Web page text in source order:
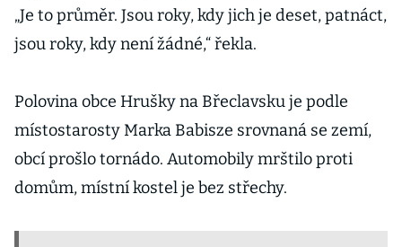
„Je to průměr. Jsou roky, kdy jich je deset, patnáct,
jsou roky, kdy není žádné,“ řekla.
Polovina obce Hrušky na Břeclavsku je podle
místostarosty Marka Babisze srovnaná se zemí,
obcí prošlo tornádo. Automobily mrštilo proti
domům, místní kostel je bez střechy.